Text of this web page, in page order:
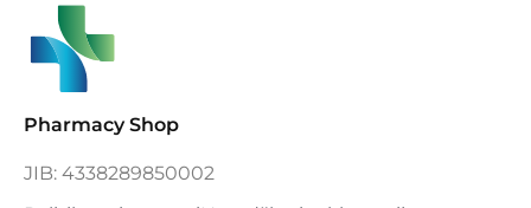
Pharmacy Shop
JIB: 4338289850002